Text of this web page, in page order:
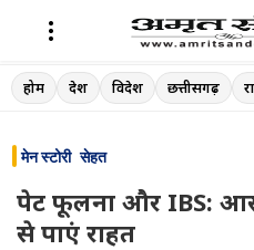
Skip
to
होम देश विदेश छत्तीसगढ़
मेन स्टोरी सेहत
पेट फूलना और IBS:
से पाएं राहत